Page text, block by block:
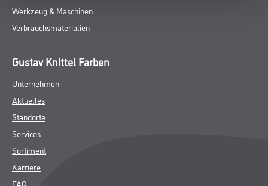
ZUSATZINFOS
SPEZIFIKATIONEN
Online-Shop